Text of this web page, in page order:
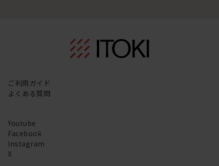
ご利用ガイド
よくある質問
Youtube
Facebook
Instagram
X